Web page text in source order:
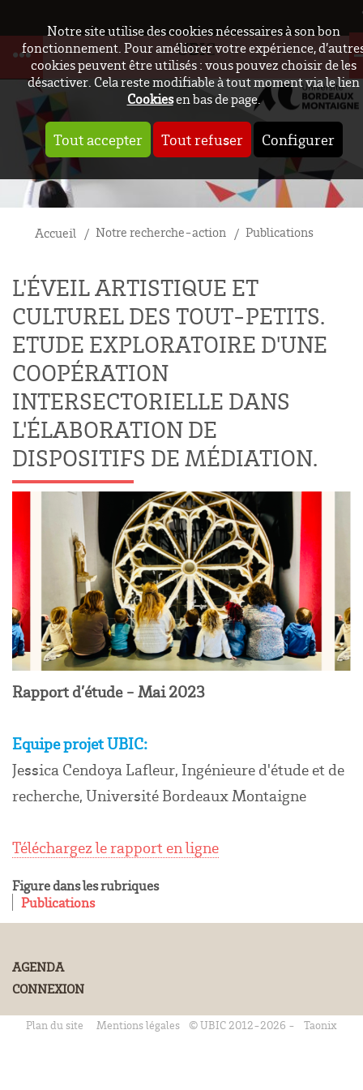
Notre site utilise des cookies nécessaires à son bon
fonctionnement. Pour améliorer votre expérience,
cookies peuvent être utilisés : vous pouvez choisir de les
désactiver. Cela reste modifiable à tout moment via le lien
Cookiesen bas de page.
Tout accepter Tout refuser Configurer
UBIC
Accueil Notre recherche-action Publications
L'ÉVEIL ARTISTIQUE ET
CULTUREL DES TOUT-PETITS.
ETUDE EXPLORATOIRE D'UNE
COOPÉRATION
INTERSECTORIELLE DANS
L'ÉLABORATION DE
DISPOSITIFS DE MÉDIATION.
Rapport d’étude - Mai 2023
Equipe projet UBIC:
Jessica Cendoya Lafleur, Ingénieure d'étude et de
recherche, Université Bordeaux Montaigne
Téléchargez le rapport en ligne
Figure dans les rubriques
Publications
AGENDA
CONNEXION
Plan du site Mentions légales © UBIC 2012-2026 - Taonix